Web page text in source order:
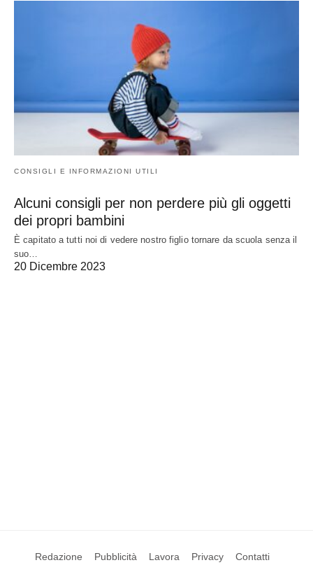
CONSIGLI E INFORMAZIONI UTILI
Alcuni consigli per non perdere più gli oggetti
dei propri bambini
È capitato a tutti noi di vedere nostro figlio tornare da scuola senza il
suo…
20 Dicembre 2023
Redazione Pubblicità Lavora Privacy Contatti